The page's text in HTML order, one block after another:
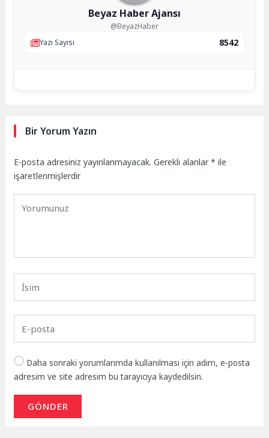
Beyaz Haber Ajansı
@BeyazHaber
Yazı Sayısı
8542
Bir Yorum Yazın
E-posta adresiniz yayınlanmayacak. Gerekli alanlar* ile
işaretlenmişlerdir
Daha sonraki yorumlarımda kullanılması için adım, e-posta
adresim ve site adresim bu tarayıcıya kaydedilsin.
GÖNDER